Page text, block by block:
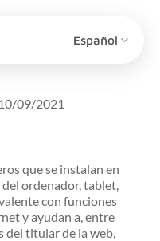
Español
09/2021
que se instalan en
ordenador, tablet,
con funciones
y ayudan a, entre
del titular de la web,